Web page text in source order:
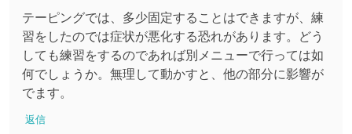
テーピングでは、多少固定することはできますが、練
習をしたのでは症状が悪化する恐れがあります。どう
しても練習をするのであれば別メニューで行っては如
何でしょうか。無理して動かすと、他の部分に影響が
でます。
返信